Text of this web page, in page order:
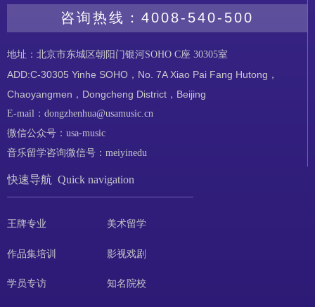
咨询热线： 4008-540-500
地址：北京市东城区朝阳门银河SOHO C座 30305室
ADD:C-30305 Yinhe SOHO，No. 7A Xiao Pai Fang Hutong，
Chaoyangmen，Dongcheng District，Beijing
E-mail：dongzhenhua@usamusic.cn
微信公众号：usa-music
音乐留学咨询微信号：meiyinedu
快速导航 Quick navigation
王牌专业
作品集培训
学员专访
美术留学
影视戏剧
知名院校